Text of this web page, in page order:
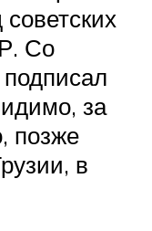
Со
за
позже
в